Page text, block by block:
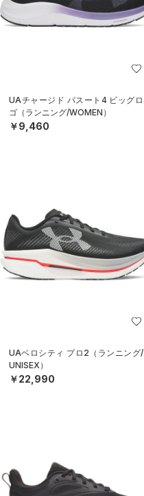
UAチャージド パスート4 ビッグロ
ゴ（ランニング/WOMEN）
￥9,460
UAベロシティ プロ2（ランニング/
UNISEX）
￥22,990